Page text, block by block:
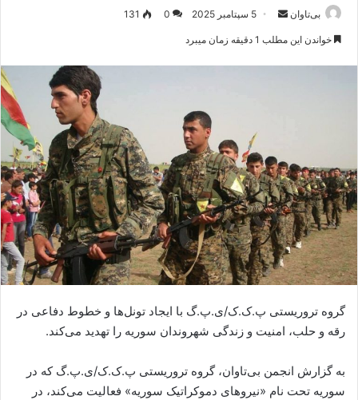
بی‌تاوان
ر
ی
ل
5 سپتامبر 2025 0
131
خواندن این مطلب 1 دقیقه زمان میبرد
گروه تروریستی پ.ک.ک/ی.پ.گ با ایجاد تونل‌ها و خطوط دفاعی در
رقه و حلب، امنیت و زندگی شهروندان سوریه را تهدید می‌کند.
به گزارش انجمن بی‌تاوان، گروه تروریستی پ.ک.ک/ی.پ.گ که در
سوریه تحت نام «نیروهای دموکراتیک سوریه» فعالیت می‌کند، در